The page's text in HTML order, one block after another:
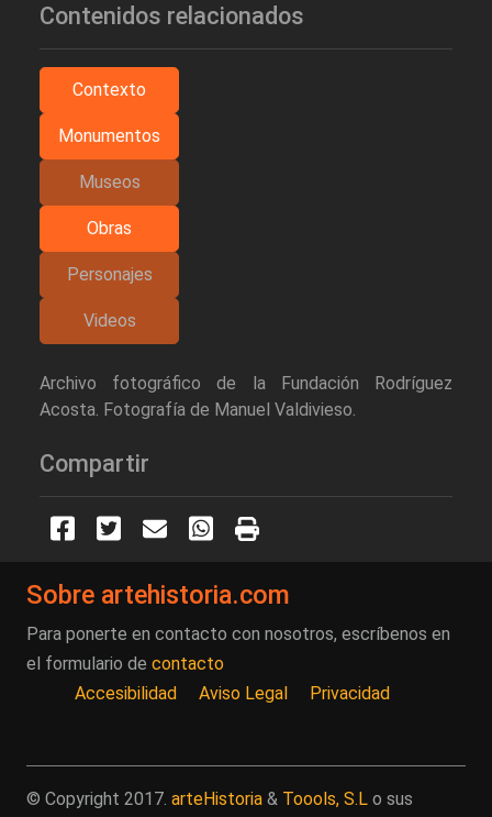
Contenidos relacionados
Contexto
Monumentos
Museos
Obras
Personajes
Videos
Archivo fotográfico de la Fundación Rodríguez
Acosta. Fotografía de Manuel Valdivieso.
Compartir
Sobre artehistoria.com
Para ponerte en contacto con nosotros, escríbenos en
el formulario de contacto
Accesibilidad
Aviso Legal Privacidad
© Copyright 2017. arteHistoria & Toools, S.L o sus